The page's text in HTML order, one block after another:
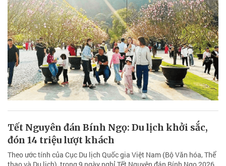
Tết Nguyên đán Bính Ngọ: Du lịch khởi sắc,
đón 14 triệu lượt khách
Theo ước tính của Cục Du lịch Quốc gia Việt Nam (Bộ Văn hóa, Thể